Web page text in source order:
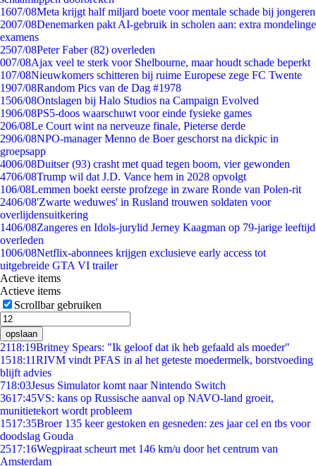
1607/08Meta krijgt half miljard boete voor mentale schade bij jongeren
2007/08Denemarken pakt AI-gebruik in scholen aan: extra mondelinge
examens
2507/08Peter Faber (82) overleden
007/08Ajax veel te sterk voor Shelbourne, maar houdt schade beperkt
107/08Nieuwkomers schitteren bij ruime Europese zege FC Twente
1907/08Random Pics van de Dag #1978
1506/08Ontslagen bij Halo Studios na Campaign Evolved
1906/08PS5-doos waarschuwt voor einde fysieke games
206/08Le Court wint na nerveuze finale, Pieterse derde
2906/08NPO-manager Menno de Boer geschorst na dickpic in
groepsapp
4006/08Duitser (93) crasht met quad tegen boom, vier gewonden
4706/08Trump wil dat J.D. Vance hem in 2028 opvolgt
106/08Lemmen boekt eerste profzege in zware Ronde van Polen-rit
2406/08'Zwarte weduwes' in Rusland trouwen soldaten voor
overlijdensuitkering
1406/08Zangeres en Idols-jurylid Jerney Kaagman op 79-jarige leeftijd
overleden
1006/08Netflix-abonnees krijgen exclusieve early access tot
uitgebreide GTA VI trailer
Actieve items
Actieve items
Scrollbar gebruiken
opslaan
2118:19Britney Spears: "Ik geloof dat ik heb gefaald als moeder"
1518:11RIVM vindt PFAS in al het geteste moedermelk, borstvoeding
blijft advies
718:03Jesus Simulator komt naar Nintendo Switch
3617:45VS: kans op Russische aanval op NAVO-land groeit,
munitietekort wordt probleem
1517:35Broer 135 keer gestoken en gesneden: zes jaar cel en tbs voor
doodslag Gouda
2517:16Wegpiraat scheurt met 146 km/u door het centrum van
Amsterdam